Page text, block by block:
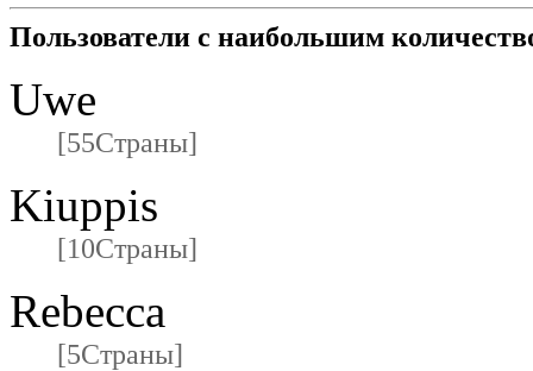
Пользователи с наибольшим
Uwe
[55Страны]
Kiuppis
[10Страны]
Rebecca
[5Страны]